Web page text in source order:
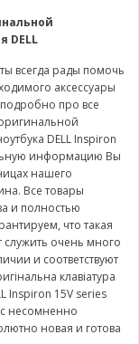
DELL
всегда рады помочь
аксессуары
про все
DELL Inspiron
информацию Вы
нашего
Все товары
и полностью
что такая
служить очень много
и соответствуют
клавіатура
Inspiron 15V series
несомненно
новая и готова